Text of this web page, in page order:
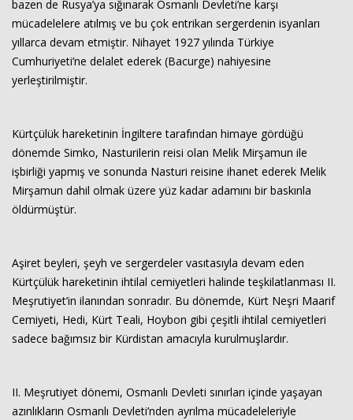
bazen de Rusya’ya sığınarak Osmanlı Devleti’ne karşı
mücadelelere atılmış ve bu çok entrikan sergerdenin isyanları
yıllarca devam etmiştir. Nihayet 1927 yılında Türkiye
Cumhuriyeti’ne delalet ederek (Bacurge) nahiyesine
yerleştirilmiştir.
Kürtçülük hareketinin İngiltere tarafından himaye gördüğü
dönemde Simko, Nasturilerin reisi olan Melik Mirşamun ile
işbirliği yapmış ve sonunda Nasturi reisine ihanet ederek Melik
Mirşamun dahil olmak üzere yüz kadar adamını bir baskınla
öldürmüştür.
Aşiret beyleri, şeyh ve sergerdeler vasıtasıyla devam eden
Kürtçülük hareketinin ihtilal cemiyetleri halinde teşkilatlanması II.
Meşrutiyet’in ilanından sonradır. Bu dönemde, Kürt Neşri Maarif
Cemiyeti, Hedi, Kürt Teali, Hoybon gibi çeşitli ihtilal cemiyetleri
sadece bağımsız bir Kürdistan amacıyla kurulmuşlardır.
II. Meşrutiyet dönemi, Osmanlı Devleti sınırları içinde yaşayan
azınlıkların Osmanlı Devleti’nden ayrılma mücadeleleriyle